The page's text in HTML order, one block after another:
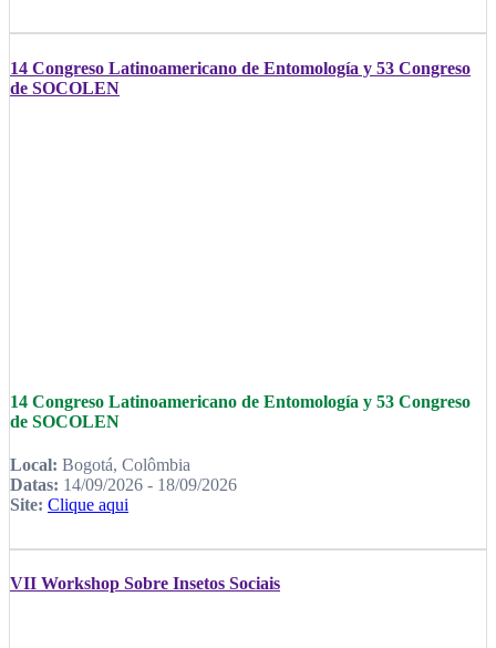
14 Congreso Latinoamericano de Entomología y 53 Congreso
de SOCOLEN
14 Congreso Latinoamericano de Entomología y 53 Congreso
de SOCOLEN
Local: Bogotá, Colômbia
Datas: 14/09/2026 - 18/09/2026
Site: Clique aqui
VII Workshop Sobre Insetos Sociais